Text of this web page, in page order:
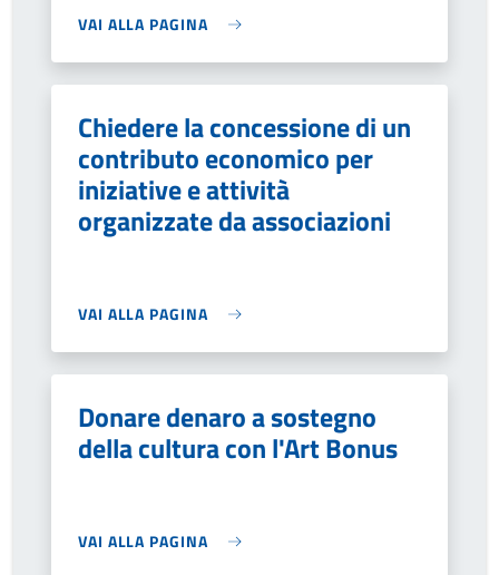
VAI ALLA PAGINA
Chiedere la concessione di un
contributo economico per
iniziative e attività
organizzate da associazioni
VAI ALLA PAGINA
Donare denaro a sostegno
della cultura con l'Art Bonus
VAI ALLA PAGINA